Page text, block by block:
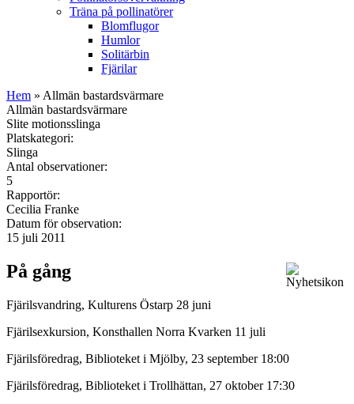
Träna på pollinatörer
Blomflugor
Humlor
Solitärbin
Fjärilar
Hem » Allmän bastardsvärmare
Allmän bastardsvärmare
Slite motionsslinga
Platskategori:
Slinga
Antal observationer:
5
Rapportör:
Cecilia Franke
Datum för observation:
15 juli 2011
På gång
Fjärilsvandring, Kulturens Östarp 28 juni
Fjärilsexkursion, Konsthallen Norra Kvarken 11 juli
Fjärilsföredrag, Biblioteket i Mjölby, 23 september 18:00
Fjärilsföredrag, Biblioteket i Trollhättan, 27 oktober 17:30